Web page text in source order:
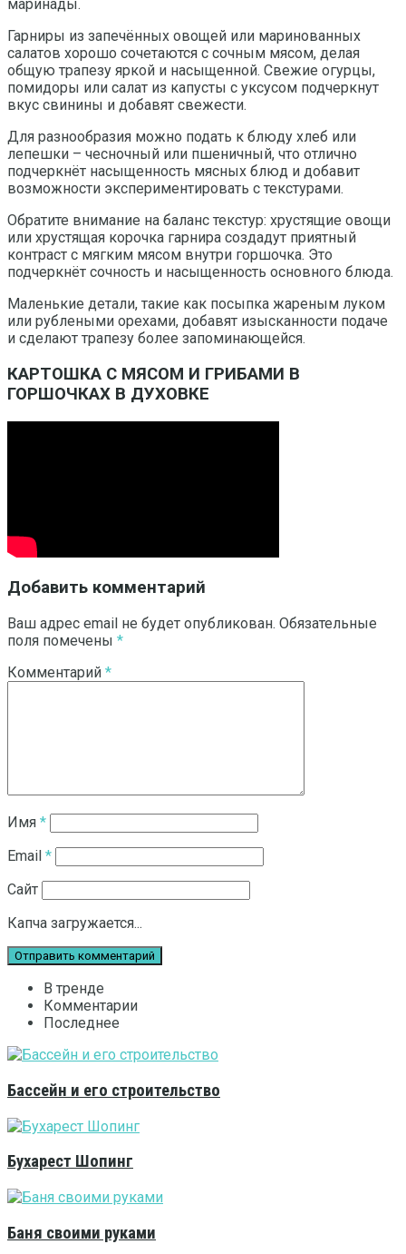
маринады.
Гарниры из запечённых овощей или маринованных
салатов хорошо сочетаются с сочным мясом, делая
общую трапезу яркой и насыщенной. Свежие огурцы,
помидоры или салат из капусты с уксусом подчеркнут
вкус свинины и добавят свежести.
Для разнообразия можно подать к блюду хлеб или
лепешки – чесночный или пшеничный, что отлично
подчеркнёт насыщенность мясных блюд и добавит
возможности экспериментировать с текстурами.
Обратите внимание на баланс текстур: хрустящие овощи
или хрустящая корочка гарнира создадут приятный
контраст с мягким мясом внутри горшочка. Это
подчеркнёт сочность и насыщенность основного блюда.
Маленькие детали, такие как посыпка жареным луком
или рублеными орехами, добавят изысканности подаче
и сделают трапезу более запоминающейся.
КАРТОШКА С МЯСОМ И ГРИБАМИ В
ГОРШОЧКАХ В ДУХОВКЕ
Добавить комментарий
Ваш адрес email не будет опубликован. Обязательные
поля помечены *
Комментарий *
Имя *
Email *
Сайт
Капча загружается...
В тренде
Комментарии
Последнее
Бассейн и его строительство
Бухарест Шопинг
Баня своими руками